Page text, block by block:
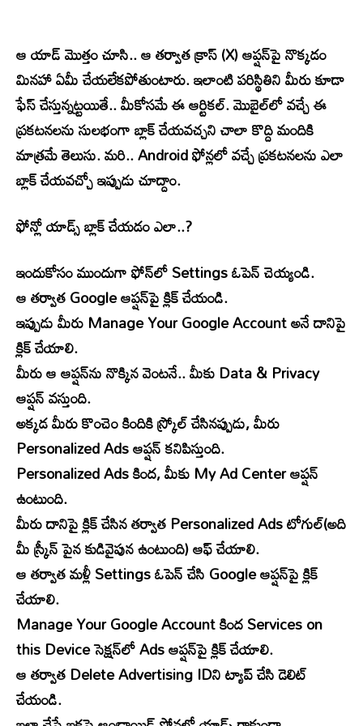
ఆ యాడ్ మొత్తం చూసి.. ఆ తర్వాత క్రాస్ (X) ఆప్షన్​పై నొక్కడం
మినహా ఏమీ చేయలేకపోతుంటారు. ఇలాంటి పరిస్థితిని మీరు కూడా
ఫేస్ చేస్తున్నట్టయితే.. మీకోసమే ఈ ఆర్టికల్. మొబైల్​లో వచ్చే ఈ
ప్రకటనలను సులభంగా బ్లాక్ చేయవచ్చని చాలా కొద్ది మందికి
మాత్రమే తెలుసు. మరి.. Android ఫోన్లలో వచ్చే ప్రకటనలను ఎలా
బ్లాక్ చేయవచ్చో ఇప్పుడు చూద్దాం.
ఫోన్లో యాడ్స్​ బ్లాక్​ చేయడం ఎలా..?
ఇందుకోసం ముందుగా ఫోన్​లో Settings ఓపెన్​ చెయ్యండి.
ఆ తర్వాత Google ఆప్షన్​పై క్లిక్​ చేయండి.
ఇప్పుడు మీరు Manage Your Google Account అనే దానిపై
క్లిక్ చేయాలి.
మీరు ఆ ఆప్షన్‌ను నొక్కిన వెంటనే.. మీకు Data & Privacy
ఆప్షన్ వస్తుంది.
అక్కడ మీరు కొంచెం కిందికి స్క్రోల్ చేసినప్పుడు, మీరు
Personalized Ads ఆప్షన్ కనిపిస్తుంది.
Personalized Ads కింద, మీకు My Ad Center ఆప్షన్
ఉంటుంది.
మీరు దానిపై క్లిక్​ చేసిన తర్వాత Personalized Ads టోగుల్(అది
మీ స్క్రీన్​​ పైన కుడివైపున ఉంటుంది) ఆఫ్ చేయాలి.
ఆ తర్వాత మళ్లీ Settings ఓపెన్​ చేసి Google ఆప్షన్​పై క్లిక్​
చేయాలి.
Manage Your Google Account కింద Services on
this Device సెక్షన్​లో Ads ఆప్షన్​పై క్లిక్​ చేయాలి.
ఆ తర్వాత Delete Advertising IDని ట్యాప్ చేసి డెలిట్
చేయండి.